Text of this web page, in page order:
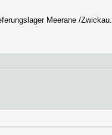
Meerane /Zwickau.